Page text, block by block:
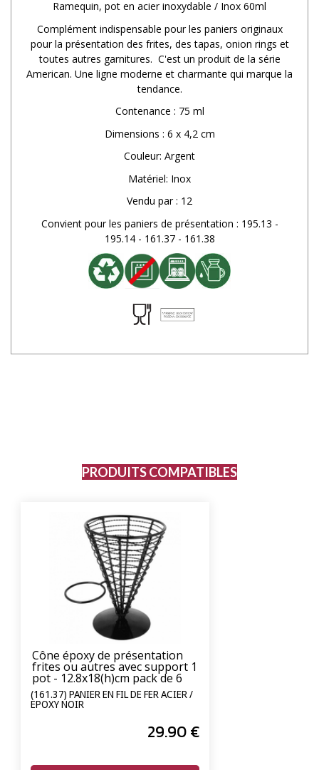
Ramequin, pot en acier inoxydable / Inox 60ml
Complément indispensable pour les paniers originaux
pour la présentation des frites, des tapas, onion rings et
toutes autres garnitures. C'est un produit de la série
American. Une ligne moderne et charmante qui marque la
tendance.
Contenance : 75 ml
Dimensions : 6 x 4,2 cm
Couleur: Argent
Matériel: Inox
Vendu par : 12
Convient pour les paniers de présentation : 195.13 -
195.14 - 161.37 - 161.38
PRODUITS COMPATIBLES
Cône époxy de présentation
frites ou autres avec support 1
pot - 12.8x18(h)cm pack de 6
(161.37) PANIER EN FIL DE FER ACIER /
EPOXY NOIR
29.90€